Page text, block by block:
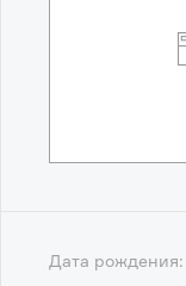
Дата рождения: